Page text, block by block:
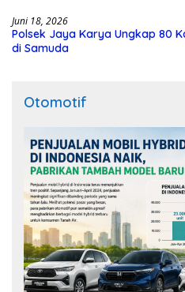
Juni 18, 2026
Polsek Jaya Karya Ungkap 80
di Samuda
Otomotif